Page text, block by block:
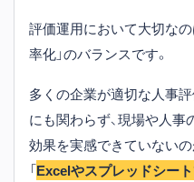
評価運用において大切なの
率化」のバランスです。
多くの企業が適切な人事
にも関わらず、現場や人事
効果を実感できていないの
「Excelやスプレッドシー